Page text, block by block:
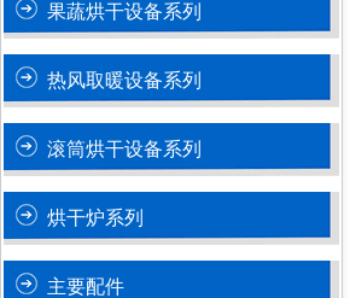
果蔬烘干设备系列
热风取暖设备系列
滚筒烘干设备系列
烘干炉系列
主要配件